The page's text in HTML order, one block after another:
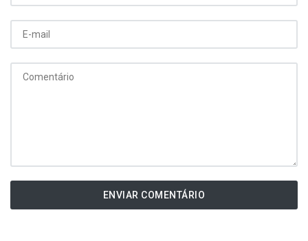
ENVIAR COMENTÁRIO